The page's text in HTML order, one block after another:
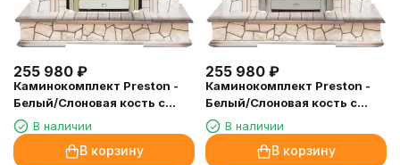
255 980 ₽
Каминокомплект Preston -
Белый/Слоновая кость с
патиной с очагом Cavendish
В наличии
В корзину
255 980 ₽
Каминокомплект Preston -
Белый/Слоновая кость с
патиной с очагом Chesford
В наличии
В корзину